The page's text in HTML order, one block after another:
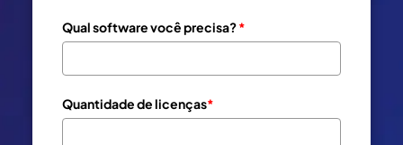
Qual software você precisa?*
Quantidade de licenças*